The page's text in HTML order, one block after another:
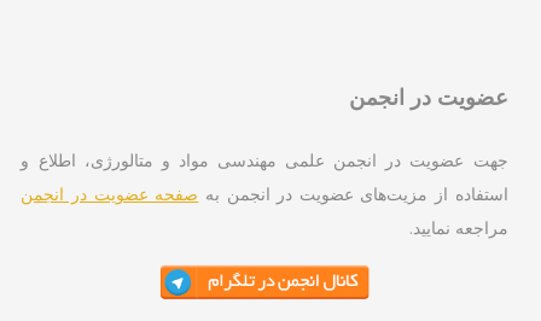
در انجمن
عضویت در انجمن علمی مهندسی مواد و متالورژی، اطلاع و
از مزیت‌های عضویت در انجمن بهصفحه عضویت در انجمن
نمایید.